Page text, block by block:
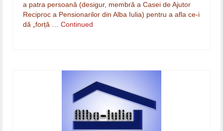
a patra persoană (desigur, membră a Casei de Ajutor
Reciproc a Pensionarilor din Alba Iulia) pentru a afla ce-i
dă „forță … Continued